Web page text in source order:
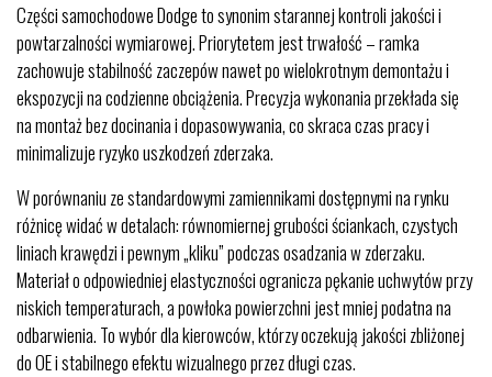
Części samochodowe Dodge to synonim starannej kontroli jakości i
powtarzalności wymiarowej. Priorytetem jest trwałość – ramka
zachowuje stabilność zaczepów nawet po wielokrotnym demontażu i
ekspozycji na codzienne obciążenia. Precyzja wykonania przekłada się
na montaż bez docinania i dopasowywania, co skraca czas pracy i
minimalizuje ryzyko uszkodzeń zderzaka.
W porównaniu ze standardowymi zamiennikami dostępnymi na rynku
różnicę widać w detalach: równomiernej grubości ściankach, czystych
liniach krawędzi i pewnym „kliku” podczas osadzania w zderzaku.
Materiał o odpowiedniej elastyczności ogranicza pękanie uchwytów przy
niskich temperaturach, a powłoka powierzchni jest mniej podatna na
odbarwienia. To wybór dla kierowców, którzy oczekują jakości zbliżonej
do OE i stabilnego efektu wizualnego przez długi czas.